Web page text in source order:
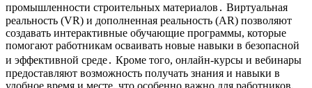
промышленности строительных материалов․ Виртуальная
реальность (VR) и дополненная реальность (AR) позволяют
создавать интерактивные обучающие программы, которые
помогают работникам осваивать новые навыки в безопасной
и эффективной среде․ Кроме того, онлайн-курсы и вебинары
предоставляют возможность получать знания и навыки в
удобное время и месте, что особенно важно для работников,